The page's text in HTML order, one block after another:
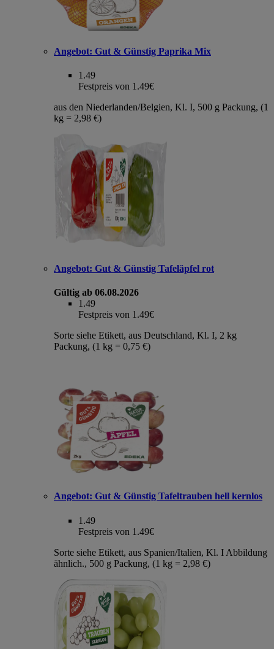
Angebot: Gut & Günstig Paprika Mix
1.49
Festpreis von 1.49€
aus den Niederlanden/Belgien, Kl. I, 500 g Packung, (1
kg = 2,98 €)
Angebot: Gut & Günstig Tafeläpfel rot
Gültig ab 06.08.2026
1.49
Festpreis von 1.49€
Sorte siehe Etikett, aus Deutschland, Kl. I, 2 kg
Packung, (1 kg = 0,75 €)
Angebot: Gut & Günstig Tafeltrauben hell kernlos
1.49
Festpreis von 1.49€
Sorte siehe Etikett, aus Spanien/Italien, Kl. I Abbildung
ähnlich., 500 g Packung, (1 kg = 2,98 €)